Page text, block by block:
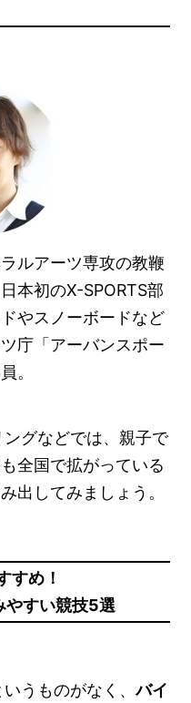
ルアーツ専攻の教鞭
本初のX-SPORTS部
やスノーボードなど
庁「アーバンスポー
。
グなどでは、親子で
全国で拡がっている
出してみましょう。
すめ！
やすい競技5選
うものがなく、バイ